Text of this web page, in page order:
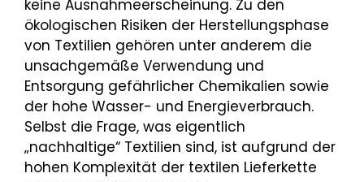
keine Ausnahmeerscheinung. Zu den
ökologischen Risiken der Herstellungsphase
von Textilien gehören unter anderem die
unsachgemäße Verwendung und
Entsorgung gefährlicher Chemikalien sowie
der hohe Wasser- und Energieverbrauch.
Selbst die Frage, was eigentlich
„nachhaltige“ Textilien sind, ist aufgrund der
hohen Komplexität der textilen Lieferkette